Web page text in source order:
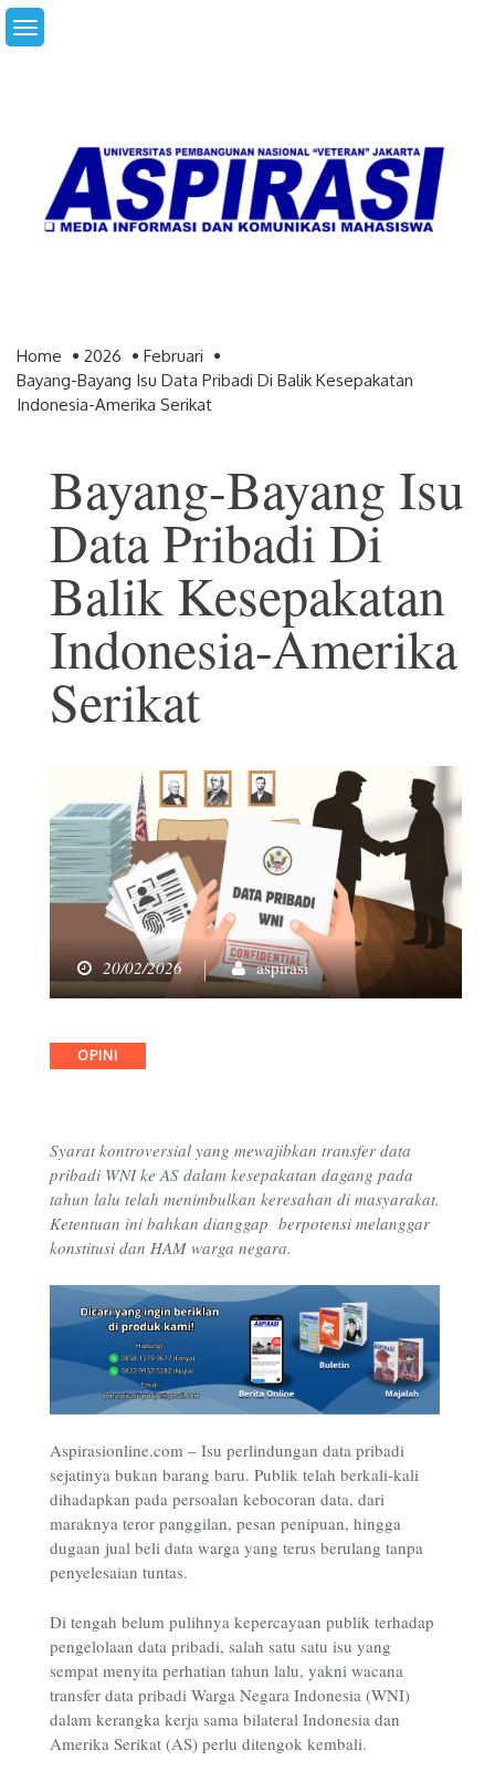
Skip
to
Home 2026
Februari
Bayang-Bayang Isu Data Pribadi Di Balik Kesepakatan
Indonesia-Amerika Serikat
Bayang-Bayang Isu
Data Pribadi Di
Balik Kesepakatan
Indonesia-Amerika
Serikat
20/02/2026 aspirasi
Categories
OPINI
Syarat kontroversial yang mewajibkan transfer data
pribadi WNI ke AS dalam kesepakatan dagang pada
tahun lalu telah menimbulkan keresahan di masyarakat.
Ketentuan ini bahkan dianggap berpotensi melanggar
konstitusi dan HAM warga negara.
Aspirasionline.com – Isu perlindungan data pribadi
sejatinya bukan barang baru. Publik telah berkali-kali
dihadapkan pada persoalan kebocoran data, dari
maraknya teror panggilan, pesan penipuan, hingga
dugaan jual beli data warga yang terus berulang tanpa
penyelesaian tuntas.
Di tengah belum pulihnya kepercayaan publik terhadap
pengelolaan data pribadi, salah satu satu isu yang
sempat menyita perhatian tahun lalu, yakni wacana
transfer data pribadi Warga Negara Indonesia (WNI)
dalam kerangka kerja sama bilateral Indonesia dan
Amerika Serikat (AS) perlu ditengok kembali.